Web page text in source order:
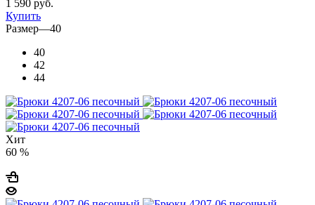
1 590 руб.
Купить
Размер—40
40
42
44
Хит
60 %